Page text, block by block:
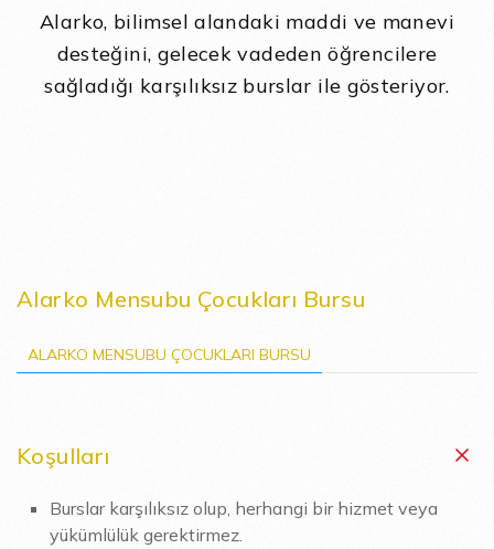
Alarko, bilimsel alandaki maddi ve manevi
desteğini, gelecek vadeden öğrencilere
sağladığı karşılıksız burslar ile gösteriyor.
Alarko Mensubu Çocukları Bursu
ALARKO MENSUBU ÇOCUKLARI BURSU
Koşulları
Burslar karşılıksız olup, herhangi bir hizmet veya
yükümlülük gerektirmez.